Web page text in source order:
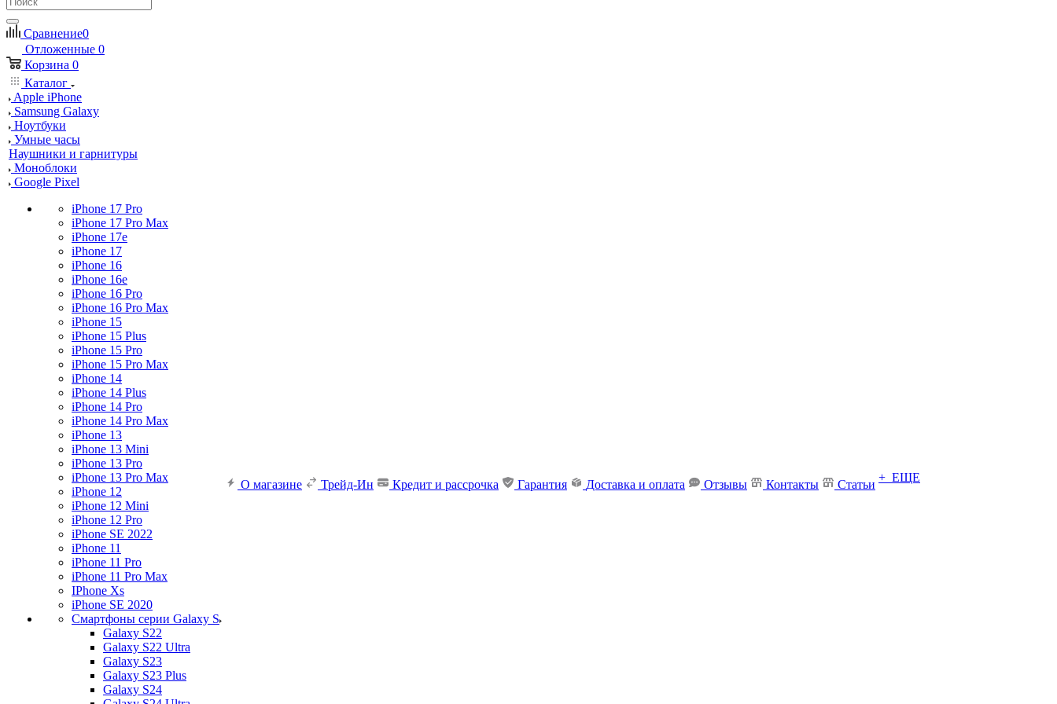
Сравнение0
Отложенные 0
Корзина 0
Каталог
Apple iPhone
Samsung Galaxy
Ноутбуки
Умные часы
Наушники и гарнитуры
Моноблоки
Google Pixel
iPhone 17 Pro
iPhone 17 Pro Max
iPhone 17e
iPhone 17
iPhone 16
iPhone 16e
iPhone 16 Pro
iPhone 16 Pro Max
iPhone 15
iPhone 15 Plus
iPhone 15 Pro
iPhone 15 Pro Max
iPhone 14
iPhone 14 Plus
iPhone 14 Pro
iPhone 14 Pro Max
iPhone 13
iPhone 13 Mini
iPhone 13 Pro
iPhone 13 Pro Max
iPhone 12
iPhone 12 Mini
iPhone 12 Pro
iPhone SE 2022
iPhone 11
iPhone 11 Pro
iPhone 11 Pro Max
IPhone Xs
iPhone SE 2020
Смартфоны серии Galaxy S
Galaxy S22
Galaxy S22 Ultra
Galaxy S23
Galaxy S23 Plus
Galaxy S24
О магазине Трейд-Ин Кредит и рассрочка Гарантия Доставка и оплата Отзывы Контакты Статьи
+ ЕЩЕ